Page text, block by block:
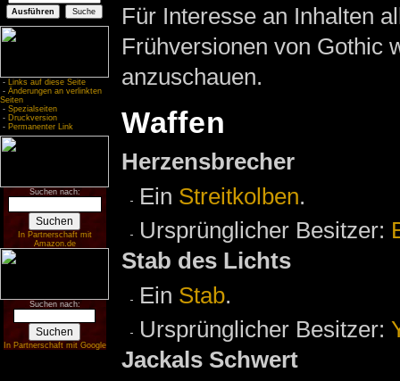
- Links auf diese Seite
- Änderungen an verlinkten
Seiten
- Spezialseiten
- Druckversion
- Permanenter Link
Suchen nach:
In Partnerschaft mit
Amazon.de
Suchen nach:
In Partnerschaft mit Google
Für Interesse an Inhalten
Frühversionen von Gothic
anzuschauen.
Waffen
Herzensbrecher
Ein Streitkolben.
Ursprünglicher Besitzer:
Stab des Lichts
Ein Stab.
Ursprünglicher Besitzer:
Jackals Schwert